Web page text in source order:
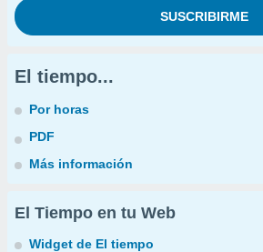
El tiempo...
Por horas
PDF
Más información
El Tiempo en tu Web
Widget de El tiempo